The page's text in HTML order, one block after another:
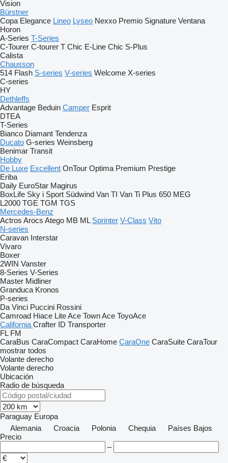
Vision
Bürstner
Copa Elegance Lineo Lyseo Nexxo Premio Signature Ventana
Horon
A-Series T-Series
C-Tourer C-tourer T Chic E-Line Chic S-Plus
Calista
Chausson
514 Flash S-series V-series Welcome X-series
C-series
HY
Dethleffs
Advantage Beduin Camper Esprit
DTEA
T-Series
Bianco Diamant Tendenza
Ducato G-series Weinsberg
Benimar Transit
Hobby
De Luxe Excellent OnTour Optima Premium Prestige
Eriba
Daily EuroStar Magirus
BoxLife Sky i Sport Südwind Van TI Van Ti Plus 650 MEG
L2000 TGE TGM TGS
Mercedes-Benz
Actros Arocs Atego MB ML Sprinter V-Class Vito
N-series
Caravan Interstar
Vivaro
Boxer
2WIN Vanster
8-Series V-Series
Master Midliner
Granduca Kronos
P-series
Da Vinci Puccini Rossini
Camroad Hiace Lite Ace Town Ace ToyoAce
California Crafter ID Transporter
FL FM
CaraBus CaraCompact CaraHome CaraOne CaraSuite CaraTour
mostrar todos
Volante derecho
Volante derecho
Ubicación
Radio de búsqueda
Paraguay Europa
Alemania
Croacia Polonia Chequia
Países Bajos
Precio
–